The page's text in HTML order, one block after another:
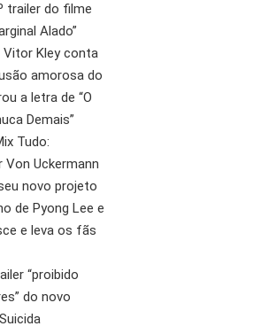
trailer do filme
Alado”
Vitor Kley conta
amorosa do
a letra de “O
Demais”
Tudo:
Von Uckermann
novo projeto
de Pyong Lee e
e leva os fãs
“proibido
do novo